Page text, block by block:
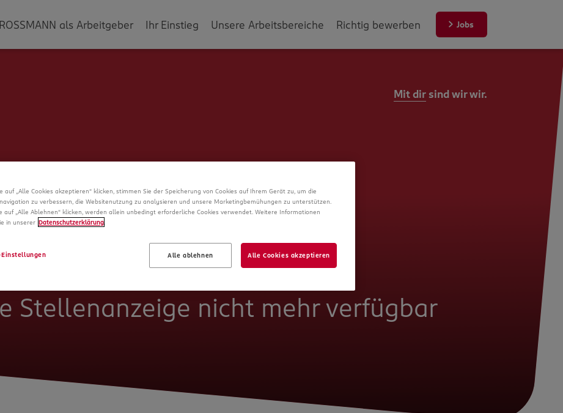
ROSSMANN als Arbeitgeber Ihr Einstieg Unsere Arbeitsbereiche Richtig bewerben Jobs
Mit dirsind wir wir.
Schade!
Stellenanzeige nicht mehr verfügbar
auf „Alle Cookies akzeptieren“ klicken, stimmen Sie der Speicherung von Cookies auf Ihrem Gerät zu, um die
zu verbessern, die Websitenutzung zu analysieren und unsere Marketingbemühungen zu unterstützen.
auf „Alle Ablehnen“ klicken, werden allein unbedingt erforderliche Cookies verwendet. Weitere Informationen
in unserer Datenschutzerklärung
Alle ablehnen Alle Cookies akzeptieren